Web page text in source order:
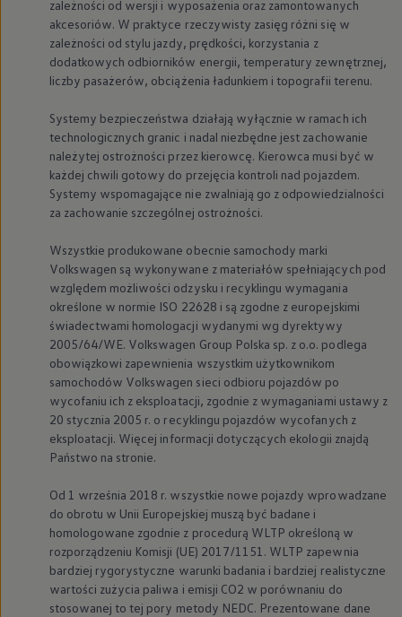
zależności od wersji i wyposażenia oraz zamontowanych
akcesoriów. W praktyce rzeczywisty zasięg różni się w
zależności od stylu jazdy, prędkości, korzystania z
dodatkowych odbiorników energii, temperatury zewnętrznej,
liczby pasażerów, obciążenia ładunkiem i topografii terenu.
Systemy bezpieczeństwa działają wyłącznie w ramach ich
technologicznych granic i nadal niezbędne jest zachowanie
należytej ostrożności przez kierowcę. Kierowca musi być w
każdej chwili gotowy do przejęcia kontroli nad pojazdem.
Systemy wspomagające nie zwalniają go z odpowiedzialności
za zachowanie szczególnej ostrożności.
Wszystkie produkowane obecnie samochody marki
Volkswagen są wykonywane z materiałów spełniających pod
względem możliwości odzysku i recyklingu wymagania
określone w normie ISO 22628 i są zgodne z europejskimi
świadectwami homologacji wydanymi wg dyrektywy
2005/64/WE. Volkswagen Group Polska sp. z o.o. podlega
obowiązkowi zapewnienia wszystkim użytkownikom
samochodów Volkswagen sieci odbioru pojazdów po
wycofaniu ich z eksploatacji, zgodnie z wymaganiami ustawy z
20 stycznia 2005 r. o recyklingu pojazdów wycofanych z
eksploatacji. Więcej informacji dotyczących ekologii znajdą
Państwo na stronie.
Od 1 września 2018 r. wszystkie nowe pojazdy wprowadzane
do obrotu w Unii Europejskiej muszą być badane i
homologowane zgodnie z procedurą WLTP określoną w
rozporządzeniu Komisji (UE) 2017/1151. WLTP zapewnia
bardziej rygorystyczne warunki badania i bardziej realistyczne
wartości zużycia paliwa i emisji CO2 w porównaniu do
stosowanej to tej pory metody NEDC. Prezentowane dane